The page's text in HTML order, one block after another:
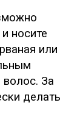
носите
или
За
делать